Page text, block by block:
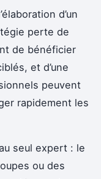
d’un
perte de
de bénéficier
et d’une
peuvent
rapidement les
seul expert : le
ou des